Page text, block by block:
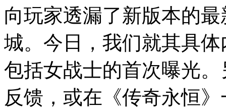
向玩家透漏了新版本的
城。今日，我们就其具
包括女战士的首次曝光
反馈，或在《传奇永恒